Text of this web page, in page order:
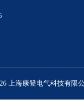
上海康登电气科技有限